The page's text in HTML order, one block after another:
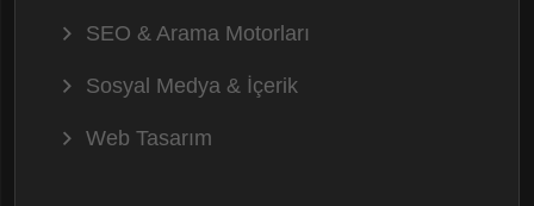
SEO & Arama Motorları
Sosyal Medya & İçerik
Web Tasarım